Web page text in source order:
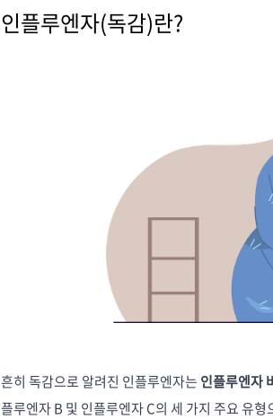
인플루엔자(독감)란?
흔히 독감으로 알려진 인플루엔자는 인플루엔자
플루엔자 B 및 인플루엔자 C의 세 가지 주요 유